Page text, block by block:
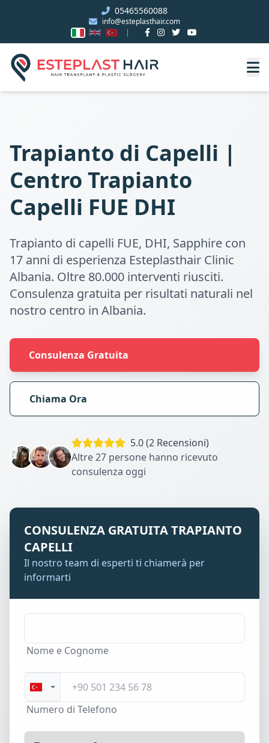
05465560088
info@esteplasthair.com
Trapianto di Capelli |
Centro Trapianto
Capelli FUE DHI
Trapianto di capelli FUE, DHI, Sapphire con
17 anni di esperienza Esteplasthair Clinic
Albania. Oltre 80.000 interventi riusciti.
Consulenza gratuita per risultati naturali nel
nostro centro in Albania.
Consulenza Gratuita
Chiama Ora
5.0 (2 Recensioni)
Altre 27 persone hanno ricevuto
consulenza oggi
CONSULENZA GRATUITA TRAPIANTO
CAPELLI
Il nostro team di esperti ti chiamerà per
informarti
Nome e Cognome
Numero di Telefono